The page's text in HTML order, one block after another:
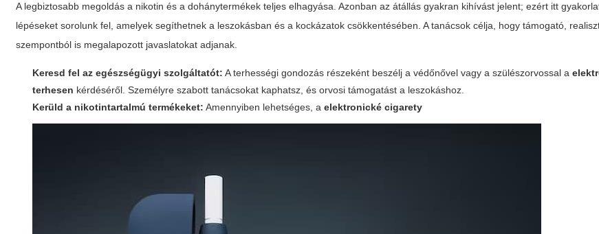
A legbiztosabb megoldás a nikotin és a dohánytermékek teljes elhagyása. Azonban az átállás gyakran kihívást jelent; ezért itt
lépéseket sorolunk fel, amelyek segíthetnek a leszokásban és a kockázatok csökkentésében. A tanácsok célja, hogy támogató,
szempontból is megalapozott javaslatokat adjanak.
Keresd fel az egészségügyi szolgáltatót: A terhességi gondozás részeként beszélj a védőnővel vagy a szülészorvossal a
terhesen kérdéséről. Személyre szabott tanácsokat kaphatsz, és orvosi támogatást a leszokáshoz.
Kerüld a nikotintartalmú termékeket: Amennyiben lehetséges, aelektronické cigarety